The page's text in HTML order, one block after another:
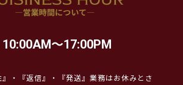
～17:00PM
・『返信』・『発送』業務はお休みとさ